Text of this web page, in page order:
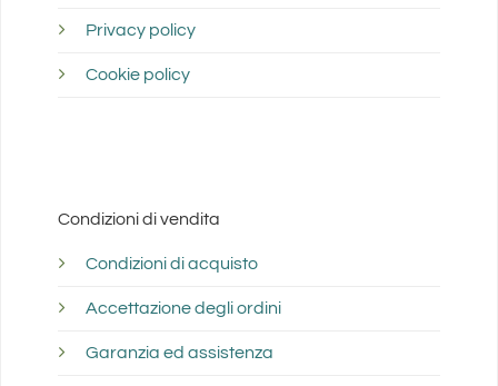
Privacy policy
Cookie policy
Condizioni di vendita
Condizioni di acquisto
Accettazione degli ordini
Garanzia ed assistenza